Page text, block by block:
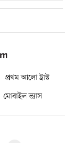
প্রথম আলো ট্রাস্ট
মোবাইল ভ্যাস